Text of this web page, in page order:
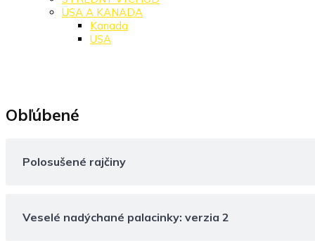
USA A KANADA
Kanada
USA
Obľúbené
Polosušené rajčiny
Veselé nadýchané palacinky: verzia 2